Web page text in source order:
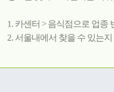
1. 카센터 > 음식점으로 업종
2. 서울내에서 찾을 수 있는지